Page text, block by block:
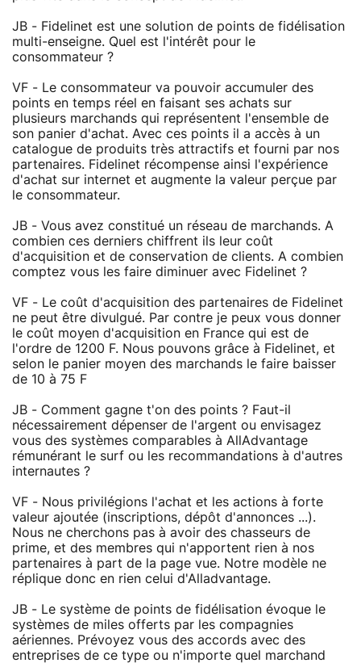
JB - Fidelinet est une solution de points de fidélisation
multi-enseigne. Quel est l'intérêt pour le
consommateur ?
VF - Le consommateur va pouvoir accumuler des
points en temps réel en faisant ses achats sur
plusieurs marchands qui représentent l'ensemble de
son panier d'achat. Avec ces points il a accès à un
catalogue de produits très attractifs et fourni par nos
partenaires. Fidelinet récompense ainsi l'expérience
d'achat sur internet et augmente la valeur perçue par
le consommateur.
JB - Vous avez constitué un réseau de marchands. A
combien ces derniers chiffrent ils leur coût
d'acquisition et de conservation de clients. A combien
comptez vous les faire diminuer avec Fidelinet ?
VF - Le coût d'acquisition des partenaires de Fidelinet
ne peut être divulgué. Par contre je peux vous donner
le coût moyen d'acquisition en France qui est de
l'ordre de 1200 F. Nous pouvons grâce à Fidelinet, et
selon le panier moyen des marchands le faire baisser
de 10 à 75 F
JB - Comment gagne t'on des points ? Faut-il
nécessairement dépenser de l'argent ou envisagez
vous des systèmes comparables à AllAdvantage
rémunérant le surf ou les recommandations à d'autres
internautes ?
VF - Nous privilégions l'achat et les actions à forte
valeur ajoutée (inscriptions, dépôt d'annonces ...).
Nous ne cherchons pas à avoir des chasseurs de
prime, et des membres qui n'apportent rien à nos
partenaires à part de la page vue. Notre modèle ne
réplique donc en rien celui d'Alladvantage.
JB - Le système de points de fidélisation évoque le
systèmes de miles offerts par les compagnies
aériennes. Prévoyez vous des accords avec des
entreprises de ce type ou n'importe quel marchand